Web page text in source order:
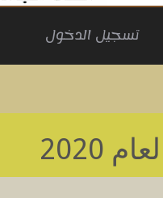
تسجيل الدخول
لعام 2020